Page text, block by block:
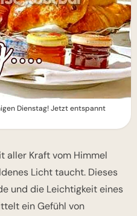
Dienstag! Jetzt entspannt
aller Kraft vom Himmel
Licht taucht. Dieses
und die Leichtigkeit eines
ein Gefühl von